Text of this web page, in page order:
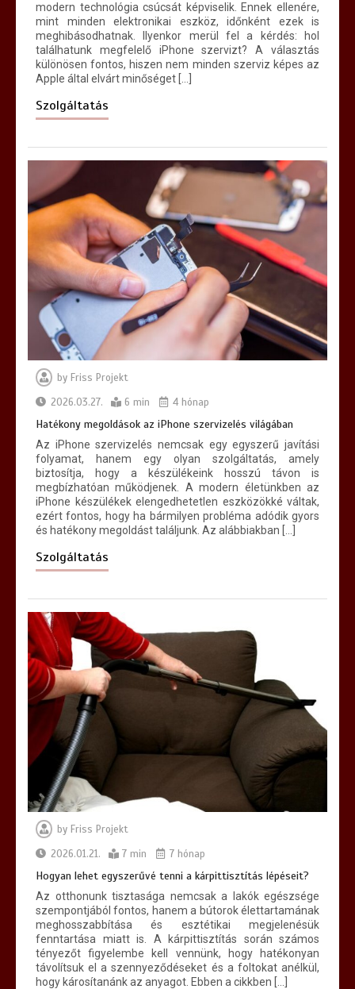
modern technológia csúcsát képviselik. Ennek ellenére,
mint minden elektronikai eszköz, időnként ezek is
meghibásodhatnak. Ilyenkor merül fel a kérdés: hol
találhatunk megfelelő iPhone szervizt? A választás
különösen fontos, hiszen nem minden szerviz képes az
Apple által elvárt minőséget […]
Szolgáltatás
by Friss Projekt
2026.03.27.
6 min 4 hónap
Hatékony megoldások az iPhone szervizelés világában
Az iPhone szervizelés nemcsak egy egyszerű javítási
folyamat, hanem egy olyan szolgáltatás, amely
biztosítja, hogy a készülékeink hosszú távon is
megbízhatóan működjenek. A modern életünkben az
iPhone készülékek elengedhetetlen eszközökké váltak,
ezért fontos, hogy ha bármilyen probléma adódik gyors
és hatékony megoldást találjunk. Az alábbiakban […]
Szolgáltatás
by Friss Projekt
2026.01.21.
7 min 7 hónap
Hogyan lehet egyszerűvé tenni a kárpittisztítás lépéseit?
Az otthonunk tisztasága nemcsak a lakók egészsége
szempontjából fontos, hanem a bútorok élettartamának
meghosszabbítása és esztétikai megjelenésük
fenntartása miatt is. A kárpittisztítás során számos
tényezőt figyelembe kell vennünk, hogy hatékonyan
távolítsuk el a szennyeződéseket és a foltokat anélkül,
hogy károsítanánk az anyagot. Ebben a cikkben […]